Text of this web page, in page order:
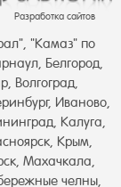
Разработка сайтов
"Камаз" по
Белгород,
Волгоград,
Иваново,
Калуга,
Крым,
Махачкала,
челны,